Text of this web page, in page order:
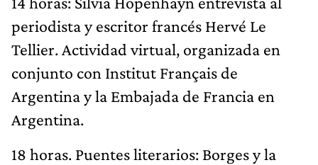
periodista y escritor francés Hervé Le
Tellier. Actividad virtual, organizada en
conjunto con Institut Français de
Argentina y la Embajada de Francia en
Argentina.
18 horas. Puentes literarios: Borges y la